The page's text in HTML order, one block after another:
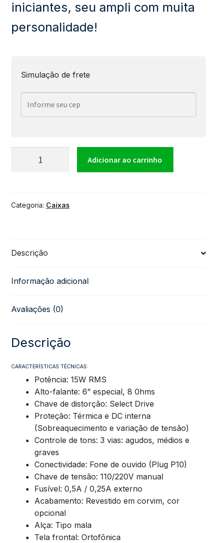
iniciantes, seu ampli com muita
personalidade!
Simulação de frete
De
Maxx
15
Mackintec
Verde
quantidade
Adicionar ao carrinho
Categoria: Caixas
Descrição
Informação adicional
Avaliações (0)
Descrição
CARACTERÍSTICAS TÉCNICAS:
Potência: 15W RMS
Alto-falante: 6” especial, 8 0hms
Chave de distorção: Select Drive
Proteção: Térmica e DC interna
(Sobreaquecimento e variação de tensão)
Controle de tons: 3 vias: agudos, médios e
graves
Conectividade: Fone de ouvido (Plug P10)
Chave de tensão: 110/220V manual
Fusível: 0,5A / 0,25A externo
Acabamento: Revestido em corvim, cor
opcional
Alça: Tipo mala
Tela frontal: Ortofônica